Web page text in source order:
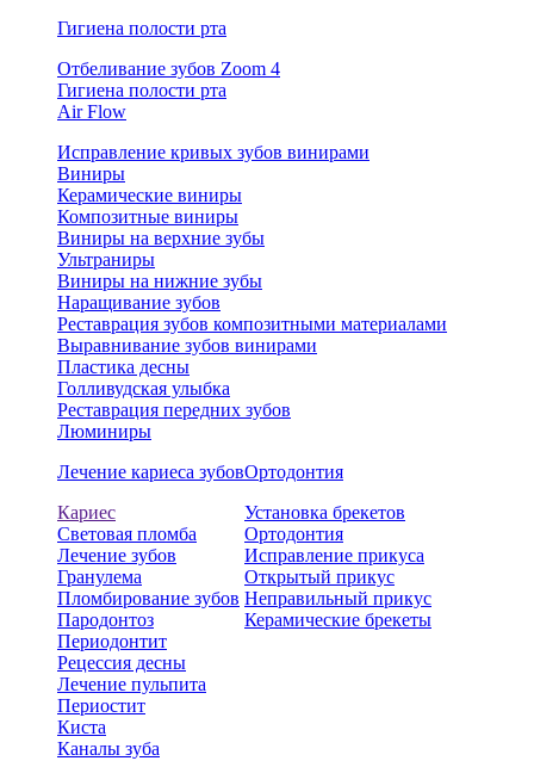
Гигиена полости рта
Отбеливание зубов Zoom 4
Гигиена полости рта
Air Flow
Исправление кривых зубов винирами
Виниры
Керамические виниры
Композитные виниры
Виниры на верхние зубы
Ультраниры
Виниры на нижние зубы
Наращивание зубов
Реставрация зубов композитными материалами
Выравнивание зубов винирами
Пластика десны
Голливудская улыбка
Реставрация передних зубов
Люминиры
Лечение кариеса зубов
Кариес
Световая пломба
Лечение зубов
Гранулема
Пломбирование зубов
Пародонтоз
Периодонтит
Рецессия десны
Лечение пульпита
Периостит
Киста
Каналы зуба
Ортодонтия
Установка брекетов
Ортодонтия
Исправление прикуса
Открытый прикус
Неправильный прикус
Керамические брекеты